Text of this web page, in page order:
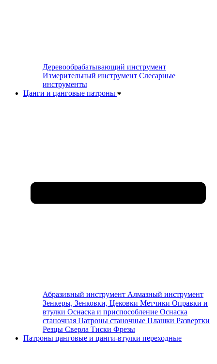
Деревообрабатывающий инструмент
Измерительный инструмент Слесарные
инструменты
Цанги и цанговые патроны
Абразивный инструмент Алмазный инструмент
Зенкеры, Зенковки, Цековки Метчики Оправки и
втулки Оснаска и приспособление Оснаска
станочная Патроны станочные Плашки Развертки
Резцы Сверла Тиски Фрезы
Патроны цанговые и цанги-втулки переходные